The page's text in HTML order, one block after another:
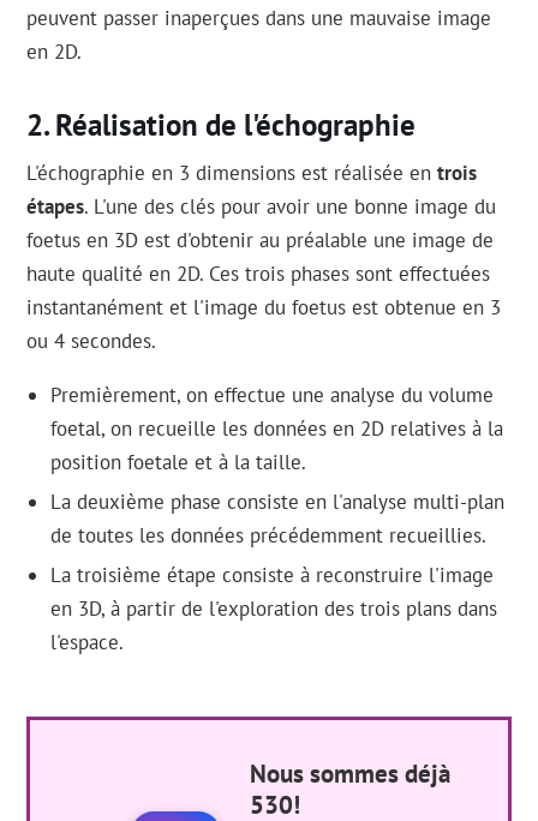
peuvent passer inaperçues dans une mauvaise image
en 2D.
Réalisation de l'échographie
L'échographie en 3 dimensions est réalisée entrois
étapes. L'une des clés pour avoir une bonne image du
foetus en 3D est d'obtenir au préalable une image de
haute qualité en 2D. Ces trois phases sont effectuées
instantanément et l'image du foetus est obtenue en 3
ou 4 secondes.
Premièrement, on effectue une analyse du volume
foetal, on recueille les données en 2D relatives à la
position foetale et à la taille.
La deuxième phase consiste en l'analyse multi-plan
de toutes les données précédemment recueillies.
La troisième étape consiste à reconstruire l'image
en 3D, à partir de l'exploration des trois plans dans
l'espace.
Nous sommes déjà
530!